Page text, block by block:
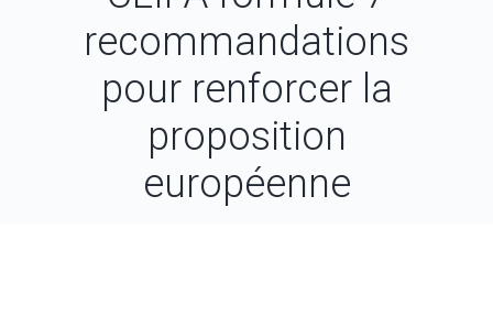
recommandations
pour renforcer la
proposition
européenne